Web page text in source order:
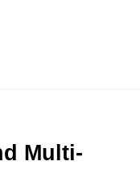
Multi-